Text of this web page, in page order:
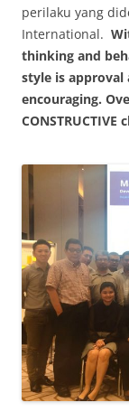
perilaku yang
International.
thinking and
style is approval
encouraging.
CONSTRUCTIVE